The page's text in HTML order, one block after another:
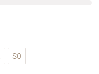
SO